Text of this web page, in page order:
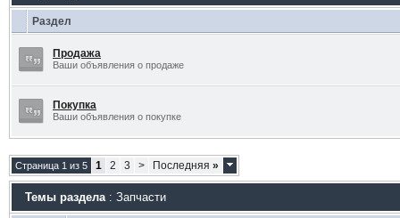
Раздел
Продажа
Ваши объявления о продаже
Покупка
Ваши объявления о покупке
Страница 1 из 5 1 2 3 > Последняя »
Темы раздела: Запчасти